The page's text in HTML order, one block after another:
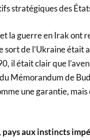
stratégiques des
la guerre en Irak ont
de l’Ukraine était
il était clair que
Mémorandum de
une garantie,
pays aux instincts